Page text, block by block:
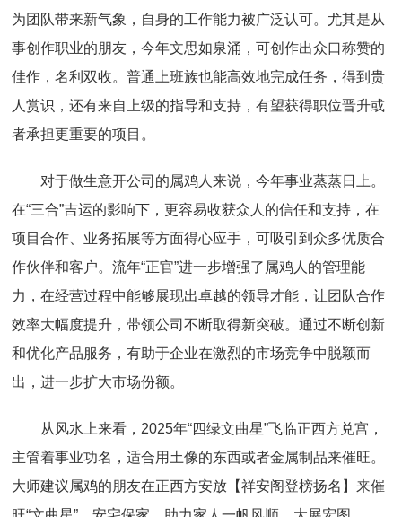
为团队带来新气象，自身的工作能力被广泛认可。尤其是从
事创作职业的朋友，今年文思如泉涌，可创作出众口称赞的
佳作，名利双收。普通上班族也能高效地完成任务，得到贵
人赏识，还有来自上级的指导和支持，有望获得职位晋升或
者承担更重要的项目。
对于做生意开公司的属鸡人来说，今年事业蒸蒸日上。
在“三合”吉运的影响下，更容易收获众人的信任和支持，在
项目合作、业务拓展等方面得心应手，可吸引到众多优质合
作伙伴和客户。流年“正官”进一步增强了属鸡人的管理能
力，在经营过程中能够展现出卓越的领导才能，让团队合作
效率大幅度提升，带领公司不断取得新突破。通过不断创新
和优化产品服务，有助于企业在激烈的市场竞争中脱颖而
出，进一步扩大市场份额。
从风水上来看，2025年“四绿文曲星”飞临正西方兑宫，
主管着事业功名，适合用土像的东西或者金属制品来催旺。
大师建议属鸡的朋友在正西方安放【祥安阁登榜扬名】来催